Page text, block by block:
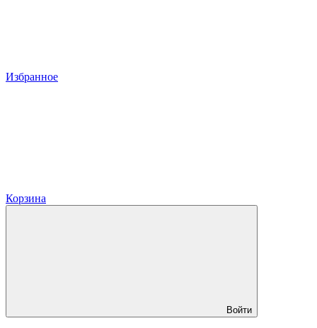
Избранное
Корзина
Войти